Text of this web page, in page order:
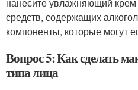
средств, содержащих
компоненты, которые могут
Вопрос 5: Как сделать
типа лица